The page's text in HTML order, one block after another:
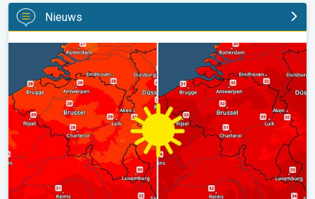
Nieuws
Volop zon en zomerse warmte. Weekendweer. . .